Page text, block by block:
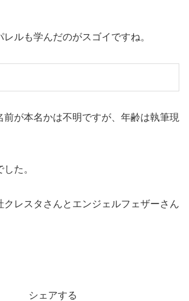
ルも学んだのがスゴイですね。
前が本名かは不明ですが、年齢は執筆現
た。
クレスタさんとエンジェルフェザーさん
シェアする